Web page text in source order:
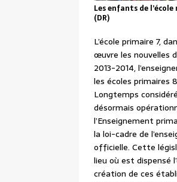
Les enfants de
(DR)
L’école primaire 7,
œuvre les nouvelles
2013-2014,
les écoles primaires
Longtemps
désormais
l’Enseignement
la loi-cadre de
officielle. Cette
lieu où est dispensé
création de ces